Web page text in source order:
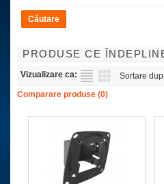
PRODUSE CE
Vizualizare ca:
Sortare
Comparare produse (0)